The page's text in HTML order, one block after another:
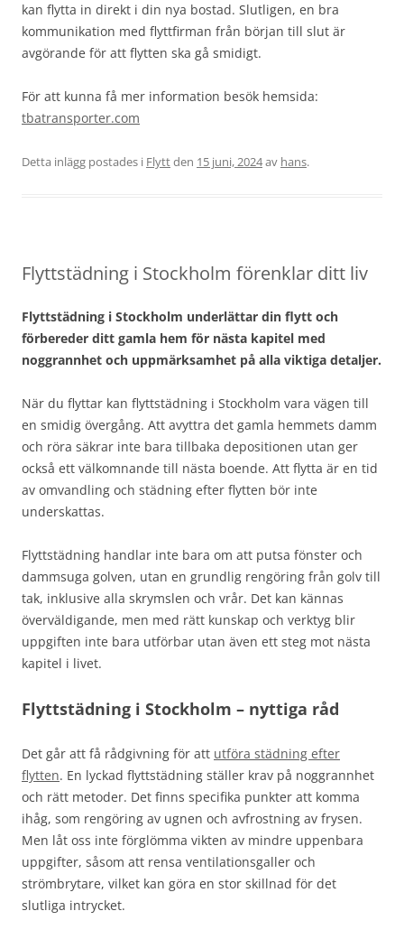
kan flytta in direkt i din nya bostad. Slutligen, en bra
kommunikation med flyttfirman från början till slut är
avgörande för att flytten ska gå smidigt.
För att kunna få mer information besök hemsida:
tbatransporter.com
Detta inlägg postades i Flyttden 15 juni, 2024av hans.
Flyttstädning i Stockholm förenklar ditt liv
Flyttstädning i Stockholm underlättar din flytt och
förbereder ditt gamla hem för nästa kapitel med
noggrannhet och uppmärksamhet på alla viktiga detaljer.
När du flyttar kan flyttstädning i Stockholm vara vägen till
en smidig övergång. Att avyttra det gamla hemmets damm
och röra säkrar inte bara tillbaka depositionen utan ger
också ett välkomnande till nästa boende. Att flytta är en tid
av omvandling och städning efter flytten bör inte
underskattas.
Flyttstädning handlar inte bara om att putsa fönster och
dammsuga golven, utan en grundlig rengöring från golv till
tak, inklusive alla skrymslen och vrår. Det kan kännas
överväldigande, men med rätt kunskap och verktyg blir
uppgiften inte bara utförbar utan även ett steg mot nästa
kapitel i livet.
Flyttstädning i Stockholm – nyttiga råd
Det går att få rådgivning för att utföra städning efter
flytten. En lyckad flyttstädning ställer krav på noggrannhet
och rätt metoder. Det finns specifika punkter att komma
ihåg, som rengöring av ugnen och avfrostning av frysen.
Men låt oss inte förglömma vikten av mindre uppenbara
uppgifter, såsom att rensa ventilationsgaller och
strömbrytare, vilket kan göra en stor skillnad för det
slutliga intrycket.